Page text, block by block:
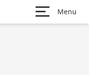
Menu